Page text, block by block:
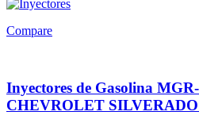
Compare
Inyectores de Gasolina
CHEVROLET SILVERADO